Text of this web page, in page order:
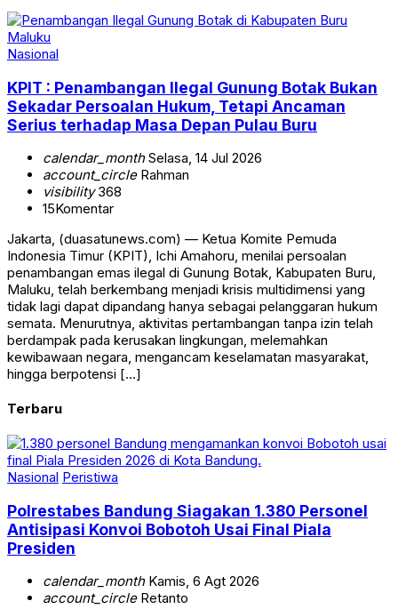
Nasional
KPIT : Penambangan Ilegal Gunung Botak Bukan
Sekadar Persoalan Hukum, Tetapi Ancaman
Serius terhadap Masa Depan Pulau Buru
calendar_monthSelasa, 14 Jul 2026
account_circleRahman
visibility368
15Komentar
Jakarta, (duasatunews.com) — Ketua Komite Pemuda
Indonesia Timur (KPIT), Ichi Amahoru, menilai persoalan
penambangan emas ilegal di Gunung Botak, Kabupaten Buru,
Maluku, telah berkembang menjadi krisis multidimensi yang
tidak lagi dapat dipandang hanya sebagai pelanggaran hukum
semata. Menurutnya, aktivitas pertambangan tanpa izin telah
berdampak pada kerusakan lingkungan, melemahkan
kewibawaan negara, mengancam keselamatan masyarakat,
hingga berpotensi […]
Terbaru
Nasional Peristiwa
Polrestabes Bandung Siagakan 1.380 Personel
Antisipasi Konvoi Bobotoh Usai Final Piala
Presiden
calendar_monthKamis, 6 Agt 2026
account_circleRetanto